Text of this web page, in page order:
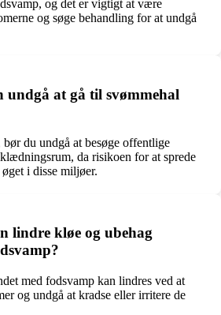
og det er vigtigt at være
og søge behandling for at undgå
at gå til svømmehal
du undgå at besøge offentlige
da risikoen for at sprede
i disse miljøer.
lindre kløe og ubehag
med fodsvamp kan lindres ved at
og undgå at kradse eller irritere de